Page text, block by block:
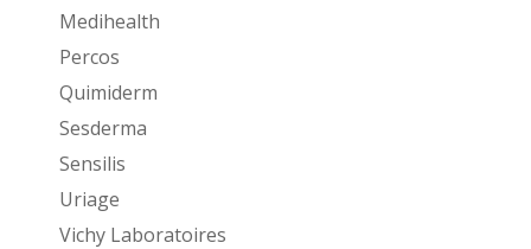
Medihealth
Percos
Quimiderm
Sesderma
Sensilis
Uriage
Vichy Laboratoires